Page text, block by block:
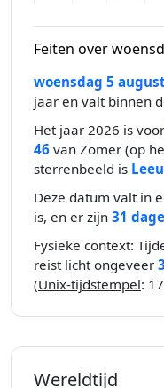
Feiten over
woensdag 5
jaar en valt binnen
Het jaar 2026 is voor
46 van Zomer (op
sterrenbeeld is
Deze datum valt in
is, en er zijn 31
Fysieke context:
reist licht ongeveer
(Unix-tijdstempel:
Wereldtijd